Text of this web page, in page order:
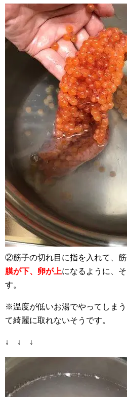
②筋子の切れ目に指を入れて、筋
膜が下、卵が上になるように、
す。
※温度が低いお湯でやってしま
て綺麗に取れないそうです。
↓ ↓ ↓